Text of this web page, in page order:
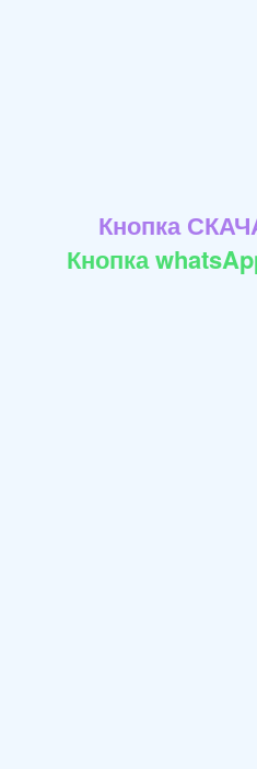
Кнопка
Кнопка